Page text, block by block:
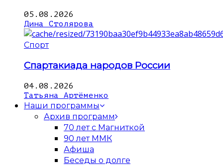
05.08.2026
Дина Столярова
Спорт
Спартакиада народов России
04.08.2026
Татьяна Артёменко
Наши программы
Архив программ
70 лет с Магниткой
90 лет ММК
Афиша
Беседы о долге